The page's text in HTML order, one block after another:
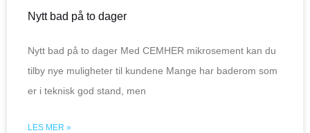
Nytt bad på to dager
Nytt bad på to dager Med CEMHER mikrosement kan du
tilby nye muligheter til kundene Mange har baderom som
er i teknisk god stand, men
LES MER »